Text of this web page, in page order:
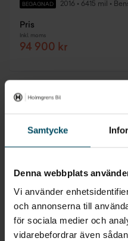
Samtycke
Denna webbplats
Vi använder
och annonserna till
för sociala medier och
vidarebefordrar även
BEGAGNAD 2016 • 6415 mil •
Pris
Inkl. moms
94 900 kr
Biloutlet